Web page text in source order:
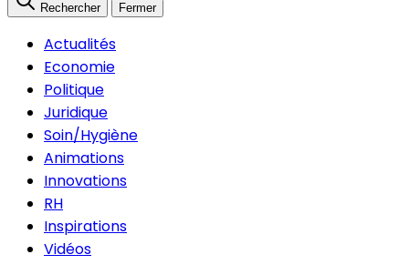
Rechercher Fermer
Actualités
Economie
Politique
Juridique
Soin/Hygiène
Animations
Innovations
RH
Inspirations
Vidéos